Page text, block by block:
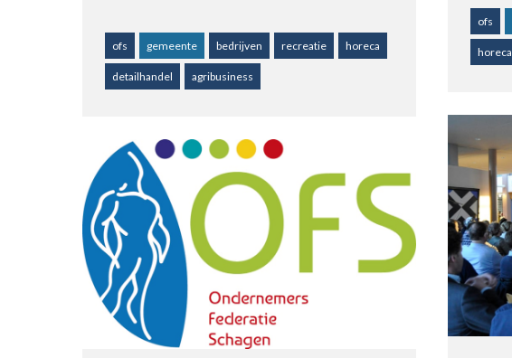
ofs gemeente bedrijven recreatie horeca
detailhandel agribusiness
ofs
horeca